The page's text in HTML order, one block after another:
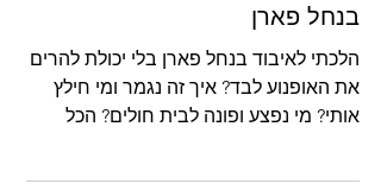
בנחל פארן
הלכתי לאיבוד בנחל פארן בלי יכולת להרים
את האופנוע לבד? איך זה נגמר ומי חילץ
אותי? מי נפצע ופונה לבית חולים? הכל